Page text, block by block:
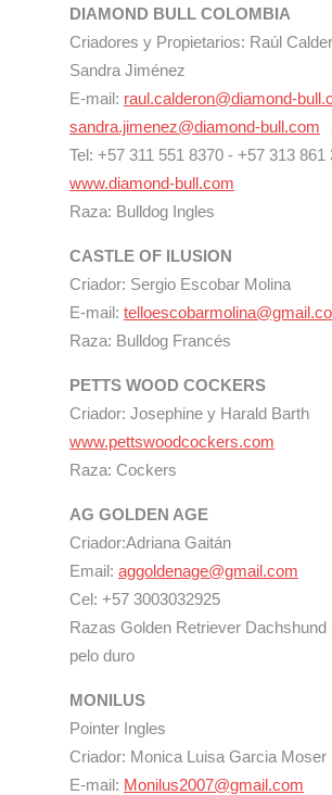
DIAMOND BULL COLOMBIA
Criadores y Propietarios: Raúl
Sandra Jiménez
E-mail: raul.calderon@diamond-
sandra.jimenez@diamond-bull.com
Tel: +57 311 551 8370 - +57 313 861
www.diamond-bull.com
Raza: Bulldog Ingles
CASTLE OF ILUSION
Criador: Sergio Escobar Molina
E-mail:
Raza: Bulldog Francés
PETTS WOOD COCKERS
Criador: Josephine y Harald Barth
www.pettswoodcockers.com
Raza: Cockers
AG GOLDEN AGE
Criador:Adriana Gaitán
Email: aggoldenage@gmail.com
Cel: +57 3003032925
Razas Golden Retriever Dachshund
pelo duro
MONILUS
Pointer Ingles
Criador: Monica Luisa Garcia Moser
E-mail: Monilus2007@gmail.com